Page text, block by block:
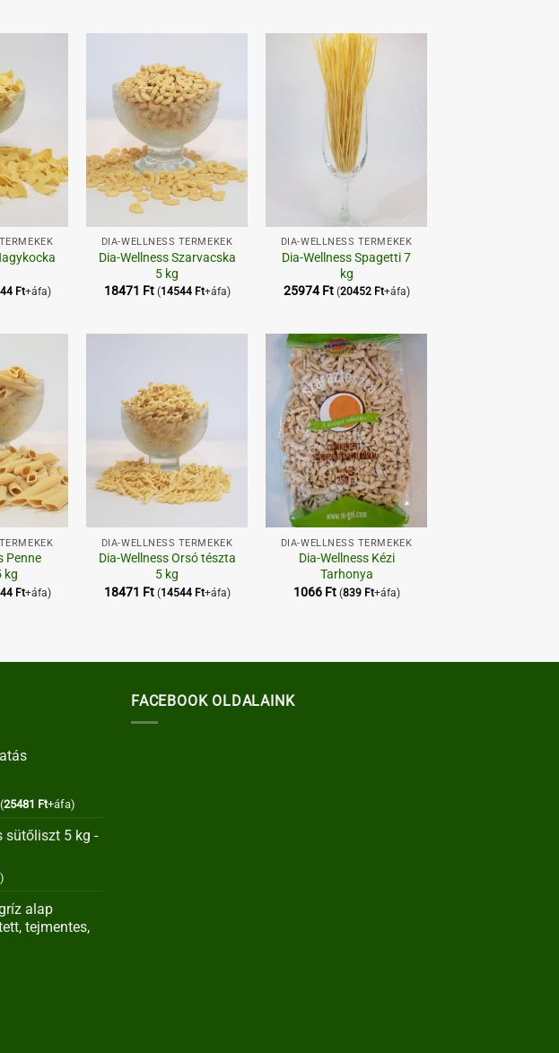
Ft+áfa)
Kedvenceimhez
DIA-WELLNESS TERMÉKEK
Dia-Wellness Szarvacska
5 kg
18471 Ft (14544 Ft+áfa)
Kedvenceimhez
DIA-WELLNESS TERMÉKEK
Dia-Wellness Spagetti 7
kg
25974Ft (20452 Ft+áfa)
Penne
kg
Ft+áfa)
Kedvenceimhez
DIA-WELLNESS TERMÉKEK
Dia-Wellness Orsó tészta
5 kg
18471 Ft (14544 Ft+áfa)
Kedvenceimhez
+
DIA-WELLNESS TERMÉKEK
Dia-Wellness Kézi
Tarhonya
1066 Ft (839 Ft+áfa)
(25481 Ft+áfa)
sütőliszt 5 kg -
alap
tejmentes,
FACEBOOK OLDALAINK